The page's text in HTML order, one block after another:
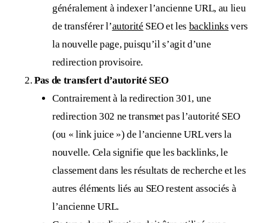
généralement à indexer l’ancienne URL, au lieu
de transférer l’autorité SEO et les backlinks vers
la nouvelle page, puisqu’il s’agit d’une
redirection provisoire.
Pas de transfert d’autorité SEO
Contrairement à la redirection 301, une
redirection 302 ne transmet pas l’autorité SEO
(ou « link juice ») de l’ancienne URL vers la
nouvelle. Cela signifie que les backlinks, le
classement dans les résultats de recherche et les
autres éléments liés au SEO restent associés à
l’ancienne URL.